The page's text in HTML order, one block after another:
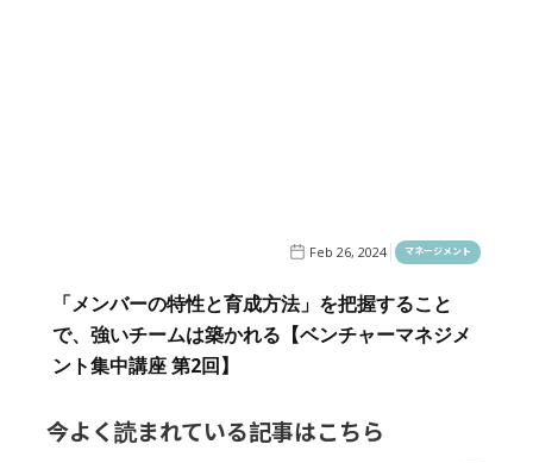
Feb 26, 2024 マネージメント
「メンバーの特性と育成方法」を把握すること
で、強いチームは築かれる【ベンチャーマネジメ
ント集中講座 第2回】
今よく読まれている記事はこちら